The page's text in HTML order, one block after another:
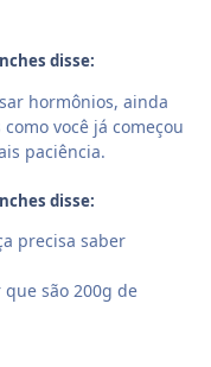
disse:
hormônios, ainda
você já começou
paciência.
disse:
precisa saber
são 200g de